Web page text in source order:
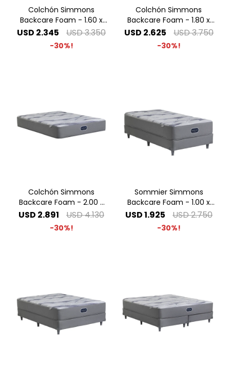
Colchón Simmons
Backcare Foam - 1.60 x
2.00 Queen
USD 2.345 USD3.350
30
Colchón Simmons
Backcare Foam - 1.80 x
2.00 King
USD 2.625 USD3.750
30
Colchón Simmons
Backcare Foam - 2.00 x
2.00 Super King
USD 2.891 USD4.130
30
Sommier Simmons
Backcare Foam - 1.00 x
2.00 1 Plaza Especial
USD1.925 USD2.750
30